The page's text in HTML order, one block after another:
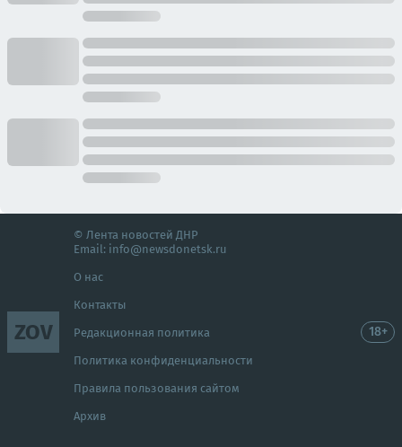
ZOV
© Лента новостей ДНР
Email: info@newsdonetsk.ru
О нас
Контакты
Редакционная политика
Политика конфиденциальности
Правила пользования сайтом
Архив
18+